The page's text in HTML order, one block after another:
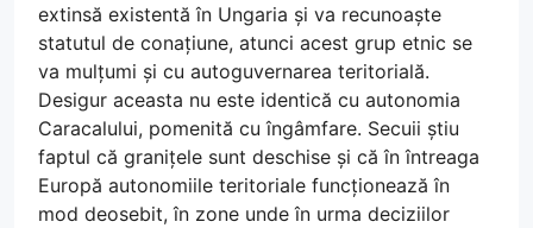
extinsă existentă în Ungaria și va recunoaște
statutul de conațiune, atunci acest grup etnic se
va mulțumi și cu autoguvernarea teritorială.
Desigur aceasta nu este identică cu autonomia
Caracalului, pomenită cu îngâmfare. Secuii știu
faptul că granițele sunt deschise și că în întreaga
Europă autonomiile teritoriale funcționează în
mod deosebit, în zone unde în urma deciziilor